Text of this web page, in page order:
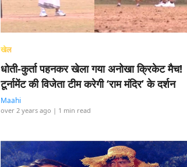
खेल
धोती-कुर्ता पहनकर खेला गया अनोखा क्रिकेट मैच!
टूर्नामेंट की विजेता टीम करेगी ‘राम मंदिर’ के दर्शन
Maahi
over 2 years ago | 1 min read